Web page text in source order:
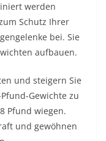
werden
Schutz Ihrer
bei. Sie
aufbauen.
und steigern Sie
Gewichte zu
Pfund wiegen.
und gewöhnen